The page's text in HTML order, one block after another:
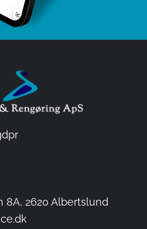
​2620 Albertslund